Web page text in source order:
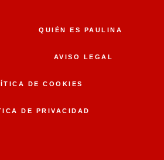
QUIÉN ES PAULINA
AVISO LEGAL
DE COOKIES
DE PRIVACIDAD